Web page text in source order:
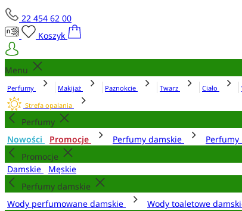
22 454 62 00
Koszyk
Menu
Perfumy Makijaż Paznokcie Twarz Ciało
Strefa opalania
Perfumy
Nowości
Promocje Perfumy damskie Perfumy
Promocje
Damskie
Męskie
Perfumy damskie
Wody perfumowane damskie
Wody toaletowe